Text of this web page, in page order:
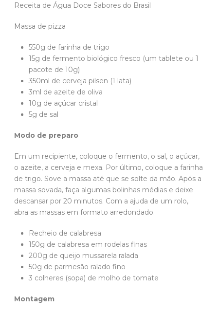
Receita de Água Doce Sabores do Brasil
Massa de pizza
550g de farinha de trigo
15g de fermento biológico fresco (um tablete ou 1
pacote de 10g)
350ml de cerveja pilsen (1 lata)
3ml de azeite de oliva
10g de açúcar cristal
5g de sal
Modo de preparo
Em um recipiente, coloque o fermento, o sal, o açúcar,
o azeite, a cerveja e mexa. Por último, coloque a farinha
de trigo. Sove a massa até que se solte da mão. Após a
massa sovada, faça algumas bolinhas médias e deixe
descansar por 20 minutos. Com a ajuda de um rolo,
abra as massas em formato arredondado.
Recheio de calabresa
150g de calabresa em rodelas finas
200g de queijo mussarela ralada
50g de parmesão ralado fino
3 colheres (sopa) de molho de tomate
Montagem